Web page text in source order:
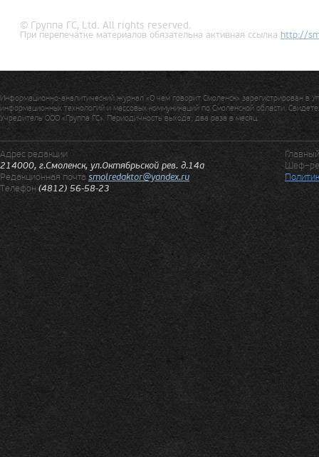
© Группа ГС, Ltd. All rights reserved.
При перепечатке материалов обязательна активная ссылка http://
Информационно-аналитический журнал «О чем говорит Смоленск» зарегистрирован в
информационных технологий и массовых коммуникаций по Смоленской области.
Учредитель ООО «Группа ГС». Периодичность выхода: два раза в месяц.
Адрес редакции
214000, г.Смоленск, ул.Октябрьской рев. д.14а
Редакционная почтаsmolredaktor@yandex.ru
Телефон (4812) 56-58-23